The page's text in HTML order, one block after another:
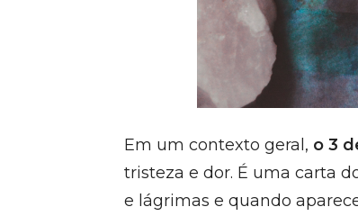
Em um contexto geral, o 3
tristeza e dor. É uma carta
e lágrimas e quando